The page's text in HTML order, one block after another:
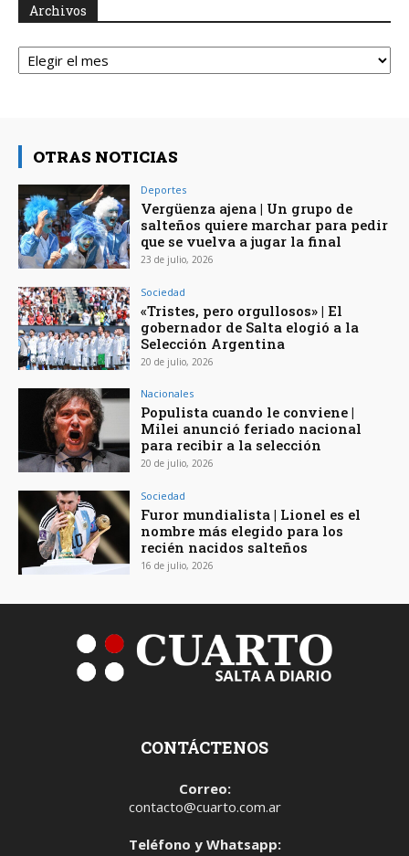
Archivos
Archivos
OTRAS NOTICIAS
Deportes
Vergüenza ajena | Un grupo de
salteños quiere marchar para pedir
que se vuelva a jugar la final
23 de julio, 2026
Sociedad
«Tristes, pero orgullosos» | El
gobernador de Salta elogió a la
Selección Argentina
20 de julio, 2026
Nacionales
Populista cuando le conviene |
Milei anunció feriado nacional
para recibir a la selección
20 de julio, 2026
Sociedad
Furor mundialista | Lionel es el
nombre más elegido para los
recién nacidos salteños
16 de julio, 2026
CONTÁCTENOS
Correo:
contacto@cuarto.com.ar
Teléfono y Whatsapp: